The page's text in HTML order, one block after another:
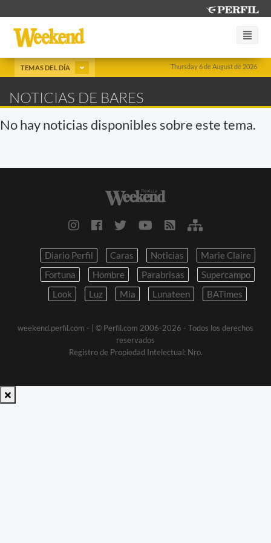
Thursday 6 de August de 2026
TEMAS DEL DÍA
NOTICIAS DE BARES
No hay noticias disponibles sobre este tema.
Diario Perfil Caras Noticias
Marie Claire
Fortuna
Hombre Parabrisas
Supercampo
Look
Luz Mia Lunateen BATimes
weekend.perfil.com -
| © Perfil.com 2006-2026 - Todos los derechos
reservados
Registro de Propiedad Intelectual: Nro.